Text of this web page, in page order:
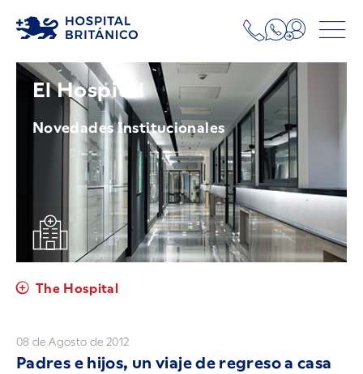
El Hospital
Novedades Institucionales
The Hospital
08 de Agosto de 2012
Padres e hijos, un viaje de regreso a casa